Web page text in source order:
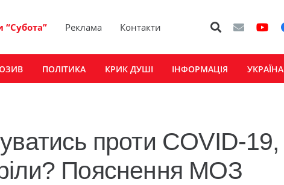
“Субота” Реклама Контакти
ПОЛІТИКА КРИК ДУШІ ІНФОРМАЦІЯ УКРАЇНА
проти COVID-19,
Пояснення МОЗ